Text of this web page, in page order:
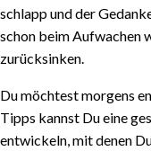
schlapp und der
schon beim Aufwachen
zurücksinken.
Du möchtest morgens
Tipps kannst Du eine
entwickeln, mit denen